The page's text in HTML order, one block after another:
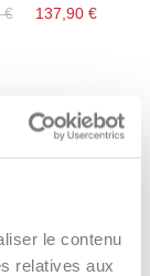
le contenu
relatives aux
€ 137,90 €